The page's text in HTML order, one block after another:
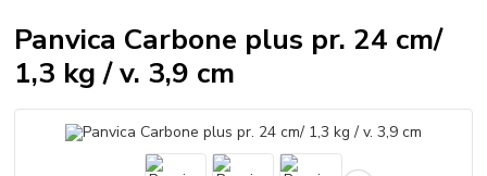
Panvica Carbone plus pr. 24 cm/
1,3 kg / v. 3,9 cm